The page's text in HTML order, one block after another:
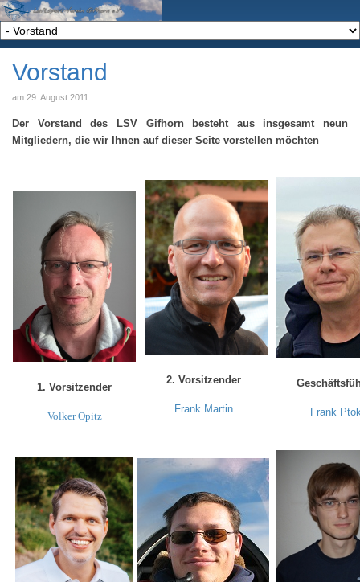
Vorstand
am 29. August 2011
Der Vorstand des LSV Gifhorn besteht aus insgesamt neun
Mitgliedern, die wir Ihnen auf dieser Seite vorstellen möchten
1. Vorsitzender
Volker Opitz
2. Vorsitzender
Frank Martin Frank